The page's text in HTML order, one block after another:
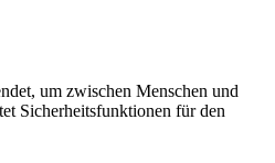
um zwischen Menschen und
Sicherheitsfunktionen für den